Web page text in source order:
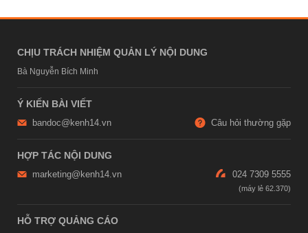
CHỊU TRÁCH NHIỆM QUẢN LÝ NỘI DUNG
Bà Nguyễn Bích Minh
Ý KIẾN BÀI VIẾT
bandoc@kenh14.vn Câu hỏi thường gặp
HỢP TÁC NỘI DUNG
marketing@kenh14.vn 024 7309 5555
HỖ TRỢ QUẢNG CÁO